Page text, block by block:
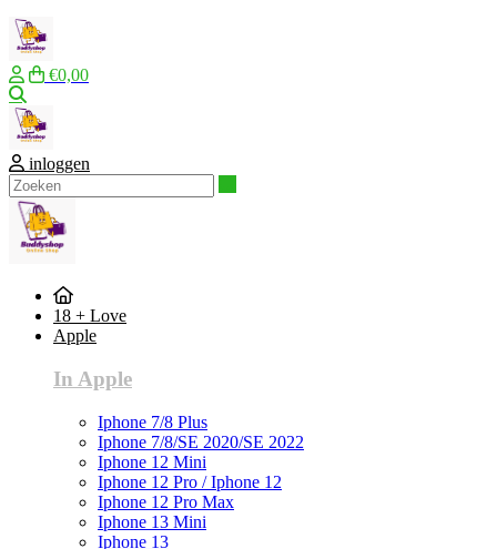
€0,00
inloggen
18 + Love
Apple
In Apple
Iphone 7/8 Plus
Iphone 7/8/SE 2020/SE 2022
Iphone 12 Mini
Iphone 12 Pro / Iphone 12
Iphone 12 Pro Max
Iphone 13 Mini
Iphone 13